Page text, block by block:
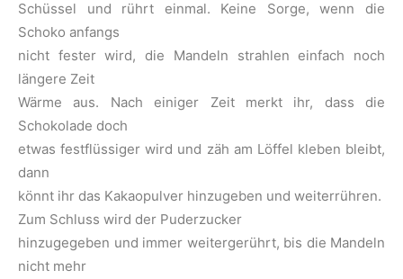
Schüssel und rührt einmal. Keine Sorge, wenn die
Schoko anfangs
nicht fester wird, die Mandeln strahlen einfach noch
längere Zeit
Wärme aus. Nach einiger Zeit merkt ihr, dass die
Schokolade doch
etwas festflüssiger wird und zäh am Löffel kleben bleibt,
dann
könnt ihr das Kakaopulver hinzugeben und weiterrühren.
Zum Schluss wird der Puderzucker
hinzugegeben und immer weitergerührt, bis die Mandeln
nicht mehr